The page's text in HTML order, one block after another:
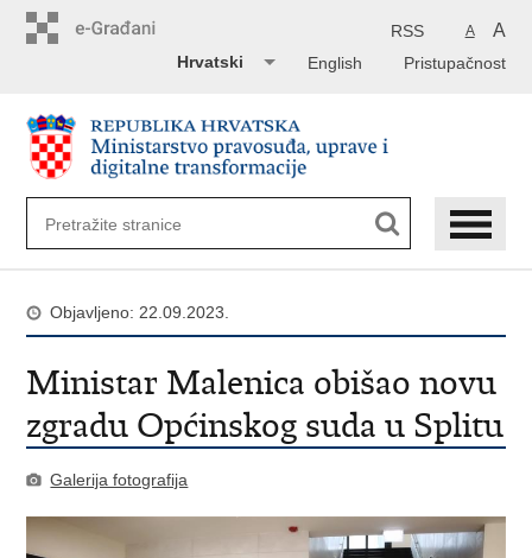
A A
RSS
Pristupačnost
English
Hrvatski
Objavljeno: 22.09.2023.
Ministar Malenica obišao novu
zgradu Općinskog suda u Splitu
Galerija fotografija